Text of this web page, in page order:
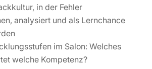
in der Fehler
analysiert und als Lernchance
im Salon: Welches
welche Kompetenz?